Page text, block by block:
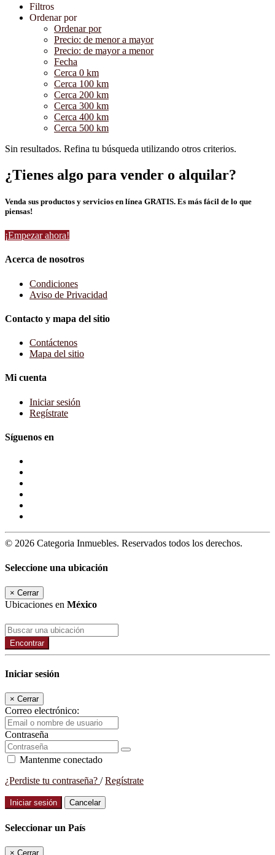
Filtros
Ordenar por
Ordenar por
Precio: de menor a mayor
Precio: de mayor a menor
Fecha
Cerca 0 km
Cerca 100 km
Cerca 200 km
Cerca 300 km
Cerca 400 km
Cerca 500 km
Sin resultados. Refina tu búsqueda utilizando otros criterios.
¿Tienes algo para vender o alquilar?
Venda sus productos y servicios en línea GRATIS. Es más fácil de lo que
piensas!
¡Empezar ahora!
Acerca de nosotros
Condiciones
Aviso de Privacidad
Contacto y mapa del sitio
Contáctenos
Mapa del sitio
Mi cuenta
Iniciar sesión
Regístrate
Síguenos en
© 2026 Categoria Inmuebles. Reservados todos los derechos.
Seleccione una ubicación
× Cerrar
Ubicaciones en México
Encontrar
Iniciar sesión
× Cerrar
Correo electrónico:
Contraseña
Mantenme conectado
¿Perdiste tu contraseña? /Regístrate
Iniciar sesión Cancelar
Seleccionar un País
× Cerrar